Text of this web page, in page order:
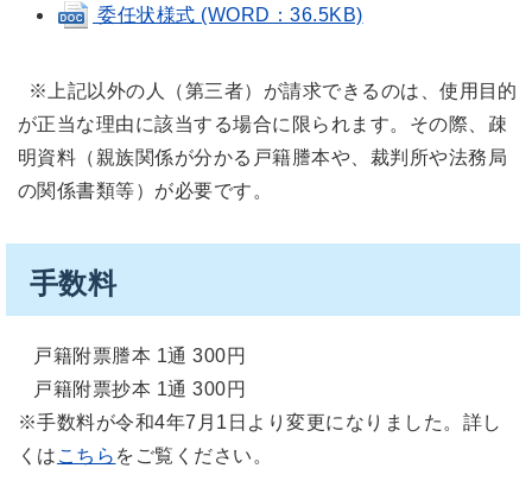
委任状様式 (WORD：36.5KB)
※上記以外の人（第三者）が請求できるのは、使用目的
が正当な理由に該当する場合に限られます。その際、疎
明資料（親族関係が分かる戸籍謄本や、裁判所や法務局
の関係書類等）が必要です。
手数料
戸籍附票謄本 1通 300円
戸籍附票抄本 1通 300円
※手数料が令和4年7月1日より変更になりました。詳し
くは こちら をご覧ください。